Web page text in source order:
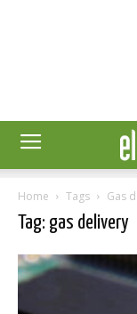
Home Tags Gas
Tag: gas delivery